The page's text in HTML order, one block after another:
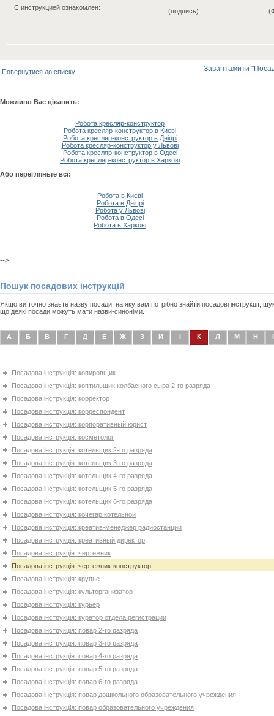
С инструкцией ознакомлен:
(подпись)
Повернутися до списку Завантажити
Можливо Вас цікавить:
Робота кресляр-конструктор
Робота кресляр-конструктор в Києві
Робота кресляр-конструктор в Дніпрі
Робота кресляр-конструктор у Львові
Робота кресляр-конструктор в Одесі
Робота кресляр-конструктор в Харкові
Або перегляньте всі:
Робота в Києві
Робота в Дніпрі
Робота у Львові
Робота в Одесі
Робота в Харкові
-->
Пошук посадових інструкцій
Якщо ви точно знаєте назву посади, на яку вам потрібно знайти посадові інструкції,
що деякі посади можуть мати назви-синоніми.
А Б В Г Д Е Ж З И І К Л М Н
Посадова інструкція: копировщик
Посадова інструкція: коптильщик колбасного сыра 2-го разряда
Посадова інструкція: корректор
Посадова інструкція: корреспондент
Посадова інструкція: корпоративный юрист
Посадова інструкція: косметолог
Посадова інструкція: котельщик 2-го разряда
Посадова інструкція: котельщик 3-го разряда
Посадова інструкція: котельщик 4-го разряда
Посадова інструкція: котельщик 5-го разряда
Посадова інструкція: котельщик 6-го разряда
Посадова інструкція: кочегар котельной
Посадова інструкція: креатив-менеджер радиостанции
Посадова інструкція: креативный директор
Посадова інструкція: чертежник
Посадова інструкція: чертежник-конструктор
Посадова інструкція: крупье
Посадова інструкція: культорганизатор
Посадова інструкція: курьер
Посадова інструкція: куратор отдела регистрации
Посадова інструкція: повар 2-го разряда
Посадова інструкція: повар 3-го разряда
Посадова інструкція: повар 4-го разряда
Посадова інструкція: повар 5-го разряда
Посадова інструкція: повар 6-го разряда
Посадова інструкція: повар дошкольного образовательного учреждения
Посадова інструкція: повар образовательного учреждения